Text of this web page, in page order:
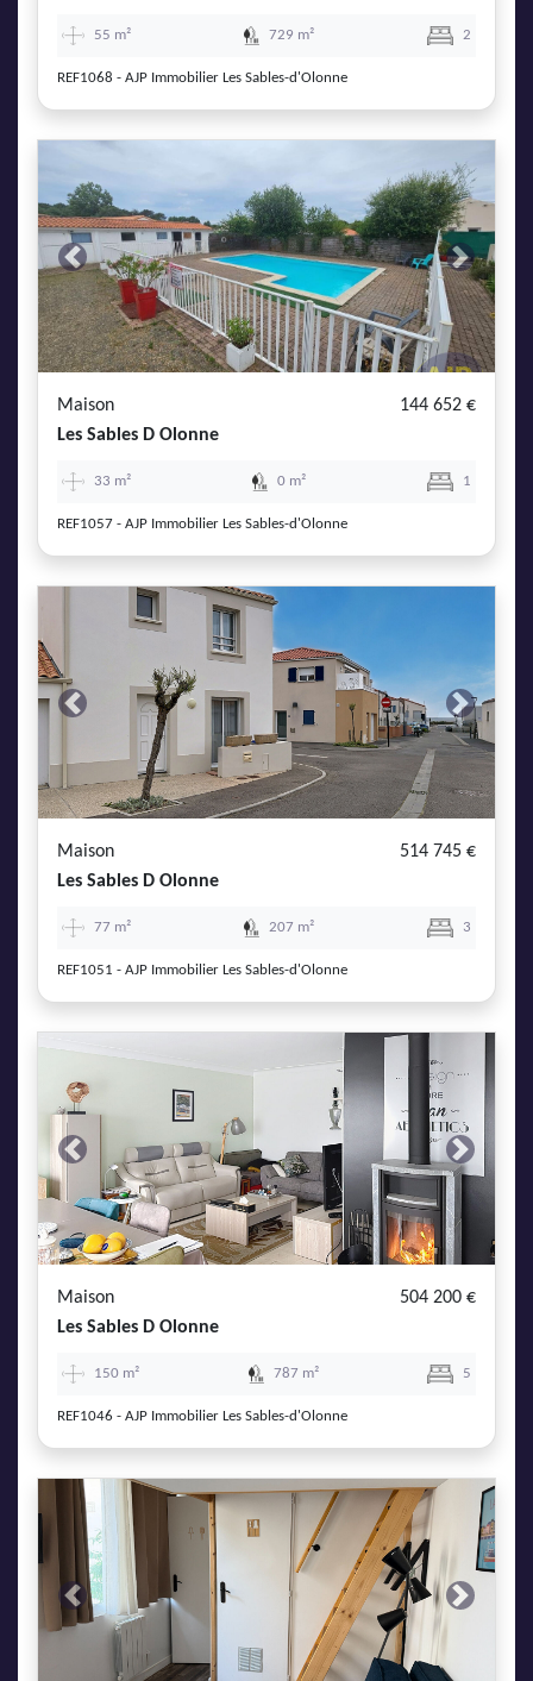
55 m² 729 m² 2
REF1068 - AJP Immobilier Les Sables-d'Olonne
Previous Next
Maison
144 652 €
Les Sables D Olonne
33 m² 0 m² 1
REF1057 - AJP Immobilier Les Sables-d'Olonne
Previous Next
Maison
514 745 €
Les Sables D Olonne
77 m² 207 m² 3
REF1051 - AJP Immobilier Les Sables-d'Olonne
Previous Next
Maison
504 200 €
Les Sables D Olonne
150 m² 787 m² 5
REF1046 - AJP Immobilier Les Sables-d'Olonne
Previous Next